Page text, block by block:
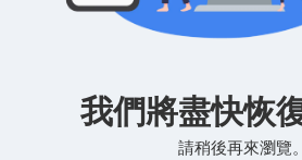
我們將盡快恢
請稍後再來瀏覽。